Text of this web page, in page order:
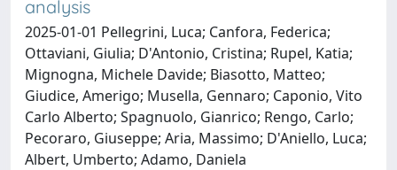
analysis
2025-01-01 Pellegrini, Luca; Canfora, Federica;
Ottaviani, Giulia; D'Antonio, Cristina; Rupel, Katia;
Mignogna, Michele Davide; Biasotto, Matteo;
Giudice, Amerigo; Musella, Gennaro; Caponio, Vito
Carlo Alberto; Spagnuolo, Gianrico; Rengo, Carlo;
Pecoraro, Giuseppe; Aria, Massimo; D'Aniello, Luca;
Albert, Umberto; Adamo, Daniela